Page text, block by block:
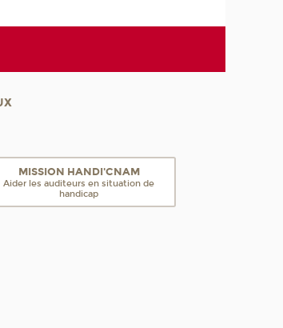
MISSION HANDI'CNAM
Aider les auditeurs en situation de
handicap